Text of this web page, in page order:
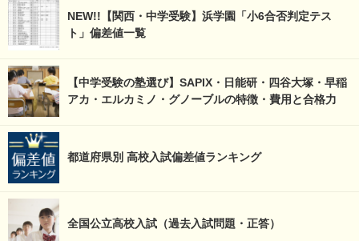
NEW!!【関西・中学受験】浜学園「小6合否判定テス
ト」偏差値一覧
【中学受験の塾選び】SAPIX・日能研・四谷大塚・早稲
アカ・エルカミノ・グノーブルの特徴・費用と合格力
都道府県別 高校入試偏差値ランキング
全国公立高校入試（過去入試問題・正答）